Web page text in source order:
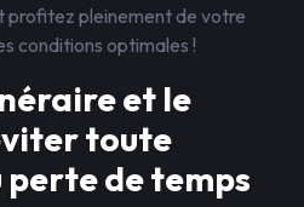
pleinement de votre
conditions optimales !
et le
toute
de temps